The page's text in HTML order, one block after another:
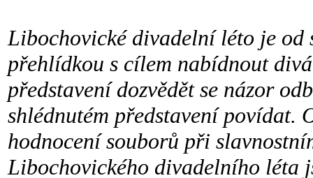
Libochovické divadelní léto je od
přehlídkou s cílem nabídnout
představení dozvědět se názor
shlédnutém představení
hodnocení souborů při
Libochovického divadelního léta